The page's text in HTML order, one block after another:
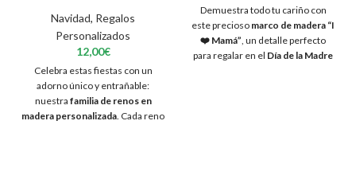
Navidad, Regalos
Personalizados
12,00€
Celebra estas fiestas con un
adorno único y entrañable:
nuestra familia de renos en
madera personalizada. Cada reno
Demuestra todo tu cariño con
este precioso marco de madera “I
❤️ Mamá”, un detalle perfecto
para regalar en el Día de la Madre